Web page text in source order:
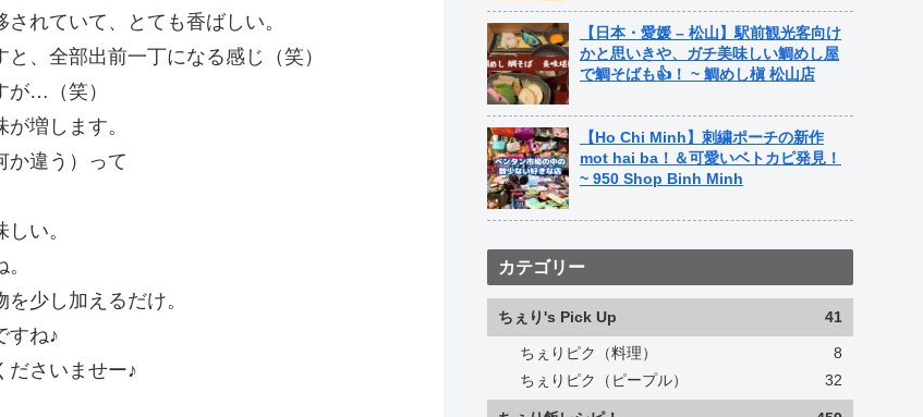
れていて、とても香ばしい。
、全部出前一丁になる感じ（笑）
が…（笑）
増します。
か違う）って
い。
少し加えるだけ。
すね♪
ださいませー♪
【日本・愛媛 – 松山】駅前観光客向け
かと思いきや、ガチ美味しい鯛めし屋
で鯛そばも👍！ ~ 鯛めし槇 松山店
【Ho Chi Minh】刺繍ポーチの新作
mot hai ba！＆可愛いベトカピ発見！
~ 950 Shop Binh Minh
カテゴリー
ちぇり's Pick Up 41
ちぇりピク（料理）
8
ちぇりピク（ピープル）
32